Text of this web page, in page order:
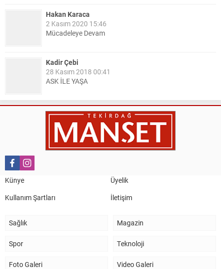
Hakan Karaca
2 Kasım 2020 15:46
Mücadeleye Devam
Kadir Çebi
28 Kasım 2018 00:41
ASK İLE YAŞA
Nail Kazanç
10 Mart 2023 21:36
HAYDİ TEKİRDAĞ MAÇA !!!!
TEKİRDAĞ İL EMNİYET MÜDÜRÜMÜZE HAYIRLI OLSUN
Künye
Üyelik
Kullanım Şartları
İletişim
Sağlık Magazin
Spor Teknoloji
Foto Galeri Video Galeri